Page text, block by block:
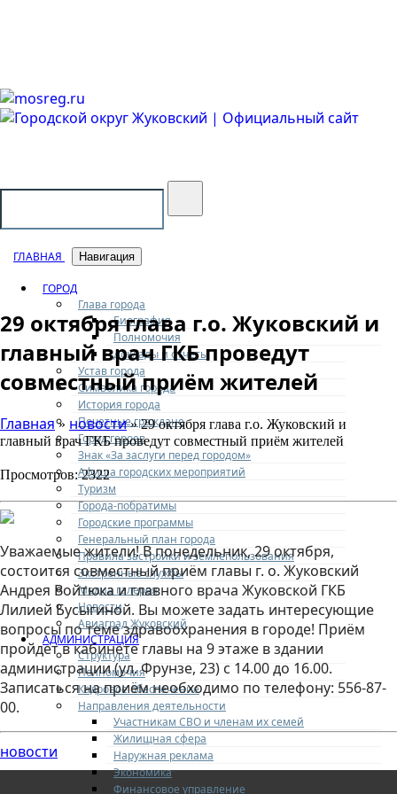
ГЛАВНАЯ Навигация
ГОРОД
Глава города
Биография
Полномочия
Доклады и отчеты
Устав города
Символика города
История города
Почетные граждане
Город героев
Знак «За заслуги перед городом»
Афиша городских мероприятий
Туризм
Города-побратимы
Городские программы
Генеральный план города
Правила застройки и землепользования
Экстренные службы
Медиа галерея
Новости
Авиаград Жуковский
АДМИНИСТРАЦИЯ
Структура
Полномочия
Кадровое обеспечение
Направления деятельности
Участникам СВО и членам их семей
Жилищная сфера
Наружная реклама
Экономика
Финансовое управление
29 октября глава г.о. Жуковский и
главный врач ГКБ проведут
совместный приём жителей
Главная» новости» 29 октября глава г.о. Жуковский и
главный врач ГКБ проведут совместный приём жителей
Просмотров: 2322
Уважаемые жители! В понедельник, 29 октября,
состоится совместный приём главы г. о. Жуковский
Андрея Войтюка и главного врача Жуковской ГКБ
Лилией Бусыгиной. Вы можете задать интересующие
вопросы по теме здравоохранения в городе! Приём
пройдет в кабинете главы на 9 этаже в здании
администрации (ул. Фрунзе, 23) с 14.00 до 16.00.
Записаться на приём необходимо по телефону: 556-87-
00.
новости